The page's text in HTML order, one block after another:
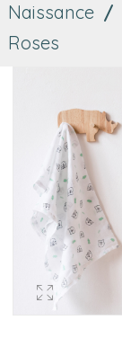
Naissance /
Roses